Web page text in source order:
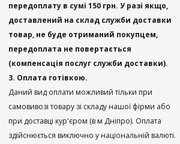
передоплату в сумі 150 грн. У разі якщо,
доставлений на склад служби доставки
товар, не буде отриманий покупцем,
передоплата не повертається
(компенсація послуг служби доставки).
3. Оплата готівкою.
Даний вид оплати можливий тільки при
самовивозі товару зі складу нашої фірми або
при доставці кур'єром (в м Дніпро). Оплата
здійснюється виключно у національній валюті.